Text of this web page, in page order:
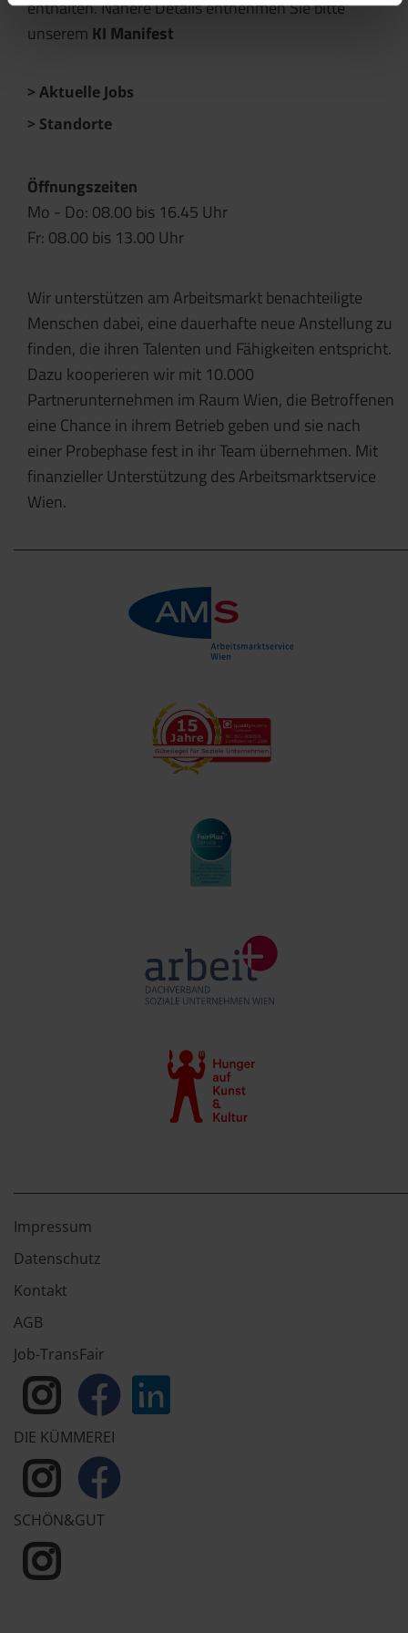
enthalten. Nähere Details entnehmen Sie bitte
unserem KI Manifest
Aktuelle Jobs
Standorte
Öffnungszeiten
Mo - Do: 08.00 bis 16.45 Uhr
Fr: 08.00 bis 13.00 Uhr
Wir unterstützen am Arbeitsmarkt benachteiligte
Menschen dabei, eine dauerhafte neue Anstellung zu
finden, die ihren Talenten und Fähigkeiten entspricht.
Dazu kooperieren wir mit 10.000
Partnerunternehmen im Raum Wien, die Betroffenen
eine Chance in ihrem Betrieb geben und sie nach
einer Probephase fest in ihr Team übernehmen. Mit
finanzieller Unterstützung des Arbeitsmarktservice
Wien.
Impressum
Datenschutz
Kontakt
AGB
Job-TransFair
DIE KÜMMEREI
SCHÖN&GUT